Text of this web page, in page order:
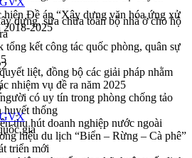
dựng, sửa chữa toàn bộ nhà ở cho hộ
kết công tác quốc phòng, quân sự
liệt, đồng bộ các giải pháp nhằm
nhiệm vụ đề ra năm 2025
có uy tín trong phòng chống tảo
huyết thống
thu hút doanh nghiệp nước ngoài
hiệu du lịch “Biển – Rừng – Cà phê”
triển mới
Đề án “Xây dựng văn hóa ứng xử
2018-2025
gia